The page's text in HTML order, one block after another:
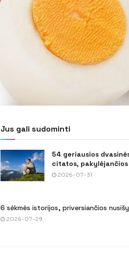
Jus gali sudominti
54 geriausios
citatos, pakylėjančios
2026-07-31
6 sėkmės istorijos, priversiančios
2026-07-29